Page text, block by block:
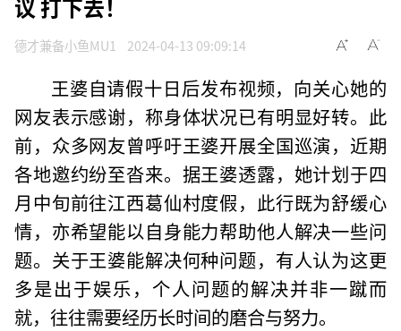
议 打下去！
德才兼备小鱼MU1 2024-04-13 09:09:14
王婆自请假十日后发布视频，向关心她的
网友表示感谢，称身体状况已有明显好转。此
前，众多网友曾呼吁王婆开展全国巡演，近期
各地邀约纷至沓来。据王婆透露，她计划于四
月中旬前往江西葛仙村度假，此行既为舒缓心
情，亦希望能以自身能力帮助他人解决一些问
题。关于王婆能解决何种问题，有人认为这更
多是出于娱乐，个人问题的解决并非一蹴而
就，往往需要经历长时间的磨合与努力。